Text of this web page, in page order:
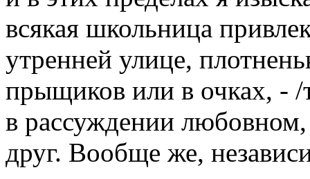
всякая школьница
утренней улице,
прыщиков или в очках, - /
в рассуждении
друг. Вообще же,